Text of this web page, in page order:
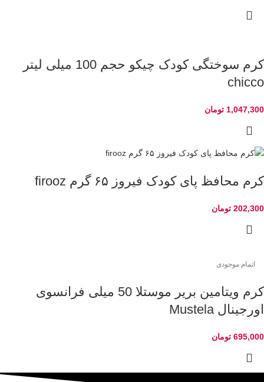
کرم سوختگی کودک چیکو حجم 100 میلی لیتر
chicco
1,047,300 تومان
کرم محافظ پای کودک فیروز ۶۵ گرم firooz
202,300 تومان
اتمام موجودی
کرم ویتامین بریر موستلا 50 میلی فرانسوی
اورجینال Mustela
695,000 تومان